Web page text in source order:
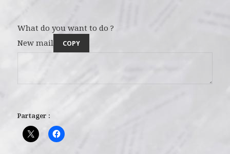
What do you want to do ?
New mail
COPY
Partager :